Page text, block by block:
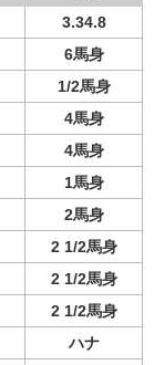
3.34.8
6馬身
1/2馬身
4馬身
4馬身
1馬身
2馬身
2 1/2馬身
2 1/2馬身
2 1/2馬身
ハナ